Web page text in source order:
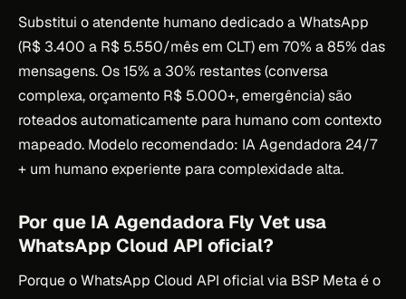
Substitui o atendente humano dedicado a WhatsApp
(R$ 3.400 a R$ 5.550/mês em CLT) em 70% a 85% das
mensagens. Os 15% a 30% restantes (conversa
complexa, orçamento R$ 5.000+, emergência) são
roteados automaticamente para humano com contexto
mapeado. Modelo recomendado: IA Agendadora 24/7
+ um humano experiente para complexidade alta.
Por que IA Agendadora Fly Vet usa
WhatsApp Cloud API oficial?
Porque o WhatsApp Cloud API oficial via BSP Meta é o